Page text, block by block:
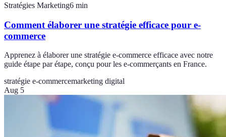
Stratégies Marketing6 min
Comment élaborer une stratégie efficace pour e-
commerce
Apprenez à élaborer une stratégie e-commerce efficace avec notre
guide étape par étape, conçu pour les e-commerçants en France.
stratégie e-commercemarketing digital
Aug 5